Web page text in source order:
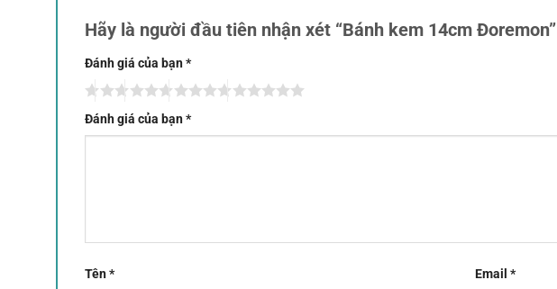
Hãy là người đầu tiên nhận xét “Bánh kem 14cm Đoremon”
Đánh giá của bạn*
Đánh giá của bạn*
Tên* Email *